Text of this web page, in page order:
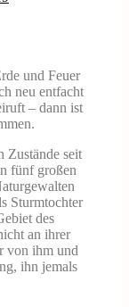
und Feuer
neu entfacht
– dann ist
Zustände seit
fünf großen
Sturmtochter
des
an ihrer
von ihm und
ihn jemals